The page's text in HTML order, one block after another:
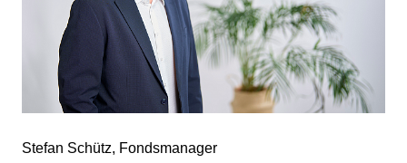
Stefan Schütz, Fonds­ma­nager